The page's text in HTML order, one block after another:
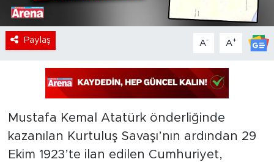
Paylaş A- A+
Mustafa Kemal Atatürk önderliğinde
kazanılan Kurtuluş Savaşı’nın ardından 29
Ekim 1923’te ilan edilen Cumhuriyet,